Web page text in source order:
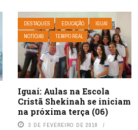
DESTAQUES EDUCAÇÃO
IGUAÍ
NOTÍCIAS
TEMPO REAL
Iguaí: Aulas na Escola
Cristã Shekinah se iniciam
na próxima terça (06)
3 DE FEVEREIRO DE 2018